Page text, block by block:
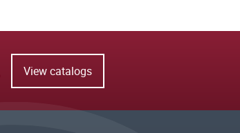
View catalogs